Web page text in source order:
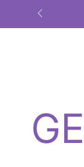
ZUM INHALT
SPRINGEN